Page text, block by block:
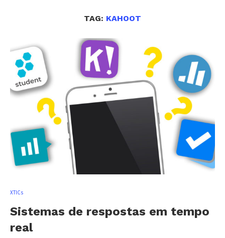
TAG: KAHOOT
XTICs
Sistemas de respostas em tempo
real